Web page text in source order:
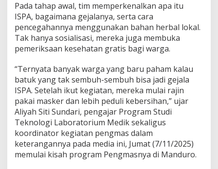
Pada tahap awal, tim memperkenalkan apa itu
ISPA, bagaimana gejalanya, serta cara
pencegahannya menggunakan bahan herbal lokal.
Tak hanya sosialisasi, mereka juga membuka
pemeriksaan kesehatan gratis bagi warga.
“Ternyata banyak warga yang baru paham kalau
batuk yang tak sembuh-sembuh bisa jadi gejala
ISPA. Setelah ikut kegiatan, mereka mulai rajin
pakai masker dan lebih peduli kebersihan,” ujar
Aliyah Siti Sundari, pengajar Program Studi
Teknologi Laboratorium Medik sekaligus
koordinator kegiatan pengmas dalam
keterangannya pada media ini, Jumat (7/11/2025)
memulai kisah program Pengmasnya di Manduro.